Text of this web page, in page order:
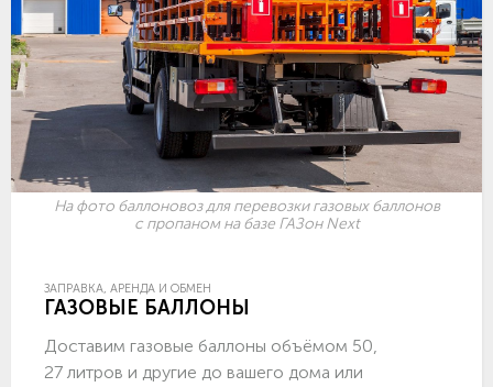
На фото баллоновоз для перевозки газовых баллонов
с пропаном на базе ГАЗон Next
ЗАПРАВКА, АРЕНДА И ОБМЕН
ГАЗОВЫЕ БАЛЛОНЫ
Доставим газовые баллоны объёмом 50,
27 литров и другие до вашего дома или